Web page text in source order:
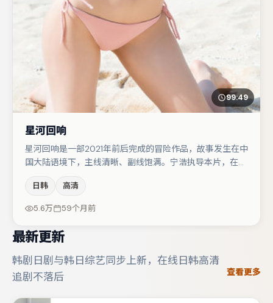
99:49
星河回响
星河回响是一部2021年前后完成的冒险作品，故事发生在中
国大陆语境下，主线清晰、副线饱满。宁浩执导本片，在场
刘亦菲在片中承担叙事驱动，裴斗娜、大鹏分别提供反差与
喜剧/悬疑调剂（视场次而定）。节奏紧凑、反转有度，值
得列入片单。
日韩 高清
5.6万 59个月前
最新更新
韩剧日剧与韩日综艺同步上新，在线日韩高清
追剧不落后
查看更多